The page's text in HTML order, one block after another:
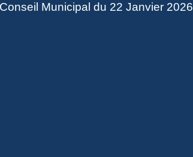
Conseil Municipal du 22 Janvier 2026